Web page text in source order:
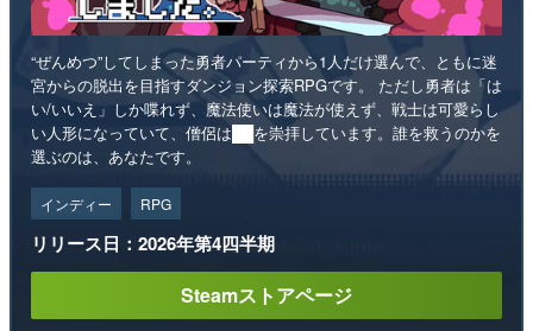
“ぜんめつ”してしまった勇者パーティから1人だけ選んで、ともに迷
宮からの脱出を目指すダンジョン探索RPGです。 ただし勇者は「は
い/いいえ」しか喋れず、魔法使いは魔法が使えず、戦士は可愛らし
い人形になっていて、僧侶は██を崇拝しています。誰を救うのかを
選ぶのは、あなたです。
インディー RPG
リリース日：2026年第4四半期
Steamストアページ